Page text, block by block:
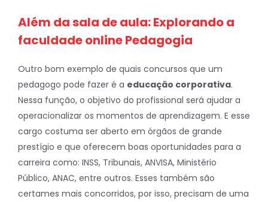
Além da sala de aula: Explorando a
faculdade online Pedagogia
Outro bom exemplo de quais concursos que um
pedagogo pode fazer é a educação corporativa.
Nessa função, o objetivo do profissional será ajudar a
operacionalizar os momentos de aprendizagem. E esse
cargo costuma ser aberto em órgãos de grande
prestígio e que oferecem boas oportunidades para a
carreira como: INSS, Tribunais, ANVISA, Ministério
Público, ANAC, entre outros. Esses também são
certames mais concorridos, por isso, precisam de uma